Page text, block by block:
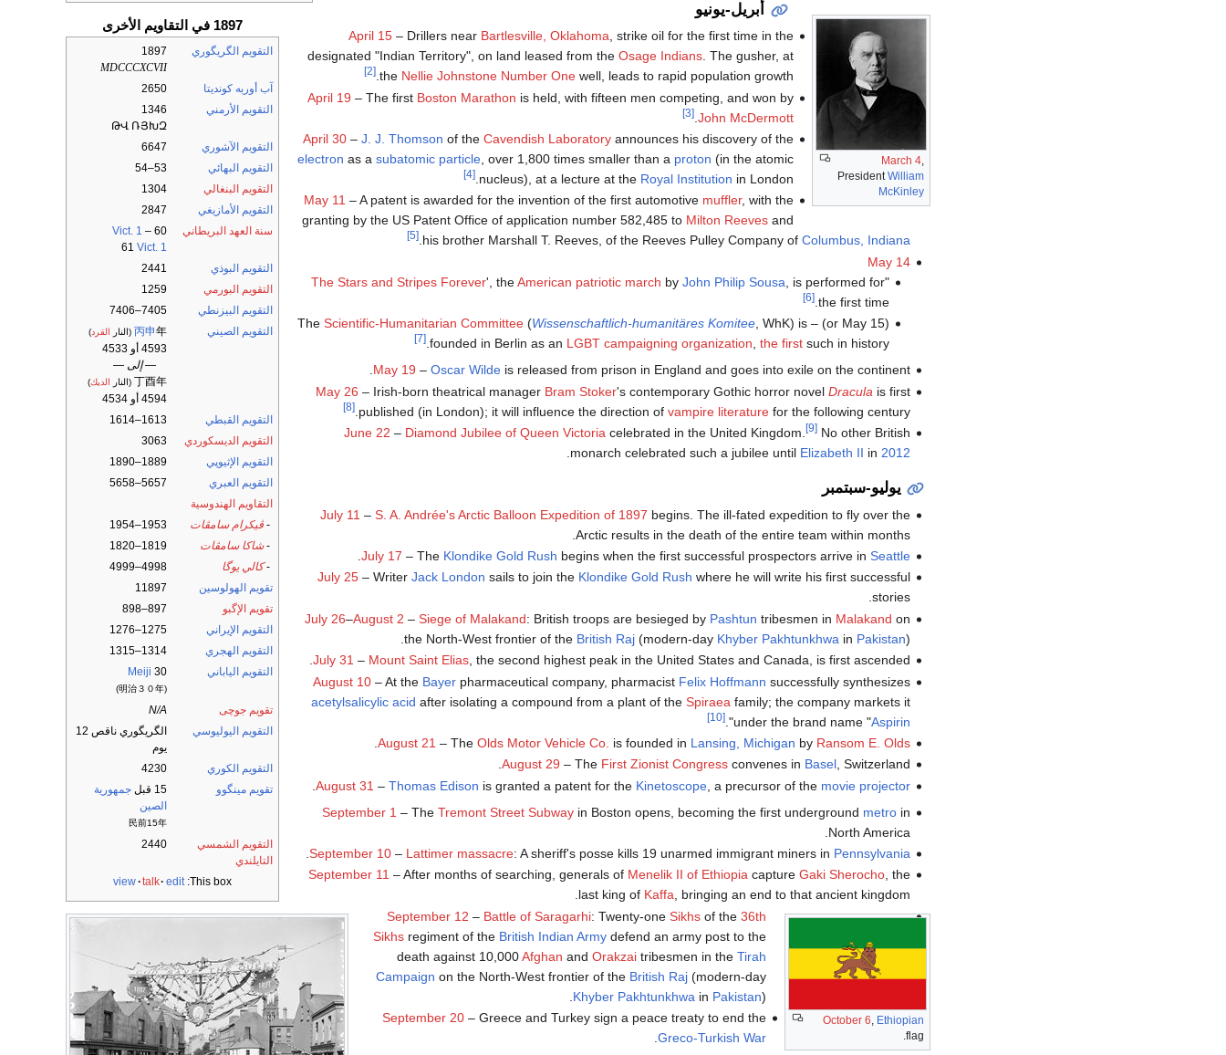
1897 في التقاويم الأخرى
التقويم الگريگوري
1897
MDCCCXCVII
آب أوربه كونديتا
2650
التقويم الأرمني
1346
ԹՎ ՌՅԽԶ
التقويم الآشوري
6647
التقويم البهائي
53–54
التقويم البنغالي
1304
التقويم الأمازيغي
2847
سنة العهد البريطاني
60
Vict. 1 –
61 Vict. 1
التقويم البوذي
2441
التقويم البورمي
1259
التقويم البيزنطي
7405–7406
التقويم الصيني
丙申年 (النار القرد)
4593 أو 4533
— إلى —
丁酉年 (النار الديك)
4594 أو 4534
التقويم القبطي
1613–1614
التقويم الديسكوردي
3063
التقويم الإثيوپي
1889–1890
التقويم العبري
5657–5658
التقاويم الهندوسية
- ڤيكرام سامڤات
1953–1954
-شاكا سامڤات
1819–1820
-كالي يوگا
4998–4999
تقويم الهولوسين
11897
تقويم الإگبو
897–898
التقويم الإيراني
1275–1276
التقويم الهجري
1314–1315
التقويم الياباني
Meiji 30
(明治３０年)
تقويم جوچى
N/A
التقويم اليوليوسي
الگريگوري ناقص 12
يوم
التقويم الكوري
4230
تقويم مينگوو
15 قبل
جمهورية
الصين
民前15年
التقويم الشمسي
التايلندي
2440
This box:
view talk edit
March 4,
PresidentWilliam
McKinley
أبريل-يونيو
April 15 – Drillers near Bartlesville, Oklahoma, strike oil for the first time in the
designated "Indian Territory", on land leased from theOsage Indians. The gusher, at
the Nellie Johnstone Number One well, leads to rapid population growth.
[2]
April 19 – The first Boston Marathon is held, with fifteen men competing, and won by
John McDermott
.
[3]
April 30 –J. J. Thomson of theCavendish Laboratory announces his discovery of the
electron as asubatomic particle , over 1,800 times smaller than a proton (in the atomic
nucleus), at a lecture at the Royal Institution in London.
[4]
May 11 – A patent is awarded for the invention of the first automotive muffler, with the
granting by the US Patent Office of application number 582,485 to Milton Reeves and
his brother Marshall T. Reeves, of the Reeves Pulley Company of Columbus, Indiana
.
[5]
May 14
"
The Stars and Stripes Forever', theAmerican patriotic march byJohn Philip Sousa , is performed for
the first time.
[6]
(or May 15) – The
Scientific-Humanitarian Committee (Wissenschaftlich-humanitäres Komitee , WhK) is
founded in Berlin as an LGBT campaigning organization ,the first such in history.
[7]
May 19 – Oscar Wildeis released from prison in England and goes into exile on the continent.
May 26 – Irish-born theatrical manager Bram Stoker's contemporary Gothic horror novel Dracula is first
published (in London); it will influence the direction of vampire literaturefor the following century.
[8]
June 22 – Diamond Jubilee of Queen Victoria celebrated in the United Kingdom. [9]No other British
monarch celebrated such a jubilee until Elizabeth II in 2012
يوليو-سبتمبر
July 11 – S. A. Andrée's Arctic Balloon Expedition of 1897 begins. The ill-fated expedition to fly over the
Arctic results in the death of the entire team within months.
July 17 – The Klondike Gold Rush begins when the first successful prospectors arrive in Seattle
July 25– Writer Jack London sails to join the Klondike Gold Rush where he will write his first successful
stories.
July 26–August 2 – Siege of Malakand: British troops are besieged by Pashtun tribesmen in Malakand on
the North-West frontier of the British Raj(modern-day Khyber Pakhtunkhwa in Pakistan).
July 31 – Mount Saint Elias, the second highest peak in the United States and Canada, is first ascended.
August 10– At the Bayerpharmaceutical company, pharmacist Felix Hoffmann successfully synthesizes
acetylsalicylic acid after isolating a compound from a plant of the Spiraea family; the company markets it
under the brand name "Aspirin
".
[10]
August 21 – The Olds Motor Vehicle Co. is founded in Lansing, Michigan by Ransom E. Olds
August 29 – The First Zionist Congressconvenes in Basel, Switzerland.
August 31 – Thomas Edison is granted a patent for the Kinetoscope, a precursor of the movie projector
October 6 Ethiopian
flag.
September 1 – The Tremont Street Subwayin Boston opens, becoming the first underground metroin
North America.
September 10– Lattimer massacre: A sheriff's posse kills 19 unarmed immigrant miners in Pennsylvania
September 11 – After months of searching, generals of Menelik II of Ethiopiacapture Gaki Sherocho, the
last king of Kaffa, bringing an end to that ancient kingdom.
September 12 – Battle of Saragarhi: Twenty-oneSikhs of the36th
Sikhs regiment of the British Indian Army defend an army post to the
death against 10,000Afghan andOrakzai tribesmen in theTirah
Campaign on the North-West frontier of the British Raj (modern-day
Khyber Pakhtunkhwa in Pakistan).
September 20 – Greece and Turkey sign a peace treaty to end the
Greco-Turkish War
.